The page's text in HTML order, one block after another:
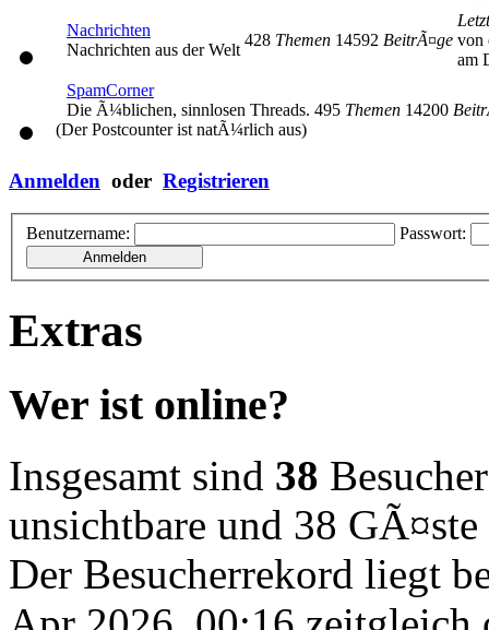
Nachrichten
Nachrichten aus der Welt
428 Themen 14592 BeitrÃ¤ge von
am
SpamCorner
Die Ã¼blichen, sinnlosen Threads.
(Der Postcounter ist natÃ¼rlich aus)
495 Themen 14200
Anmelden oder Registrieren
Benutzername: Passwort:
Extras
Wer ist online?
Insgesamt sind 38
unsichtbare und 38 GÃ¤ste
Der Besucherrekord liegt